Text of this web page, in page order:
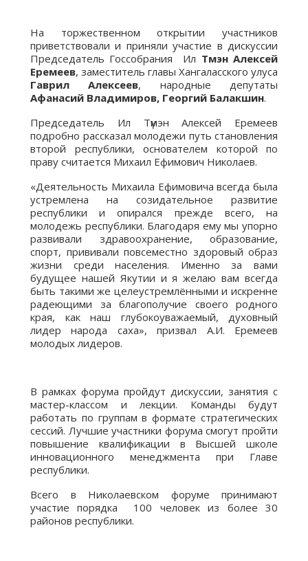
На торжественном открытии участников
приветствовали и приняли участие в дискуссии
Председатель Госсобрания Ил Тмэн Алексей
Еремеев, заместитель главы Хангаласского улуса
Гаврил Алексеев, народные депутаты
Афанасий Владимиров, Георгий Балакшин.
Председатель Ил Түмэн Алексей Еремеев
подробно рассказал молодежи путь становления
второй республики, основателем которой по
праву считается Михаил Ефимович Николаев.
«Деятельность Михаила Ефимовича всегда была
устремлена на созидательное развитие
республики и опирался прежде всего, на
молодежь республики. Благодаря ему мы упорно
развивали здравоохранение, образование,
спорт, прививали повсеместно здоровый образ
жизни среди населения. Именно за вами
будущее нашей Якутии и я желаю вам всегда
быть такими же целеустремлёнными и искренне
радеющими за благополучие своего родного
края, как наш глубокоуважаемый, духовный
лидер народа саха», призвал А.И. Еремеев
молодых лидеров.
В рамках форума пройдут дискуссии, занятия с
мастер-классом и лекции. Команды будут
работать по группам в формате стратегических
сессий. Лучшие участники форума смогут пройти
повышение квалификации в Высшей школе
инновационного менеджмента при Главе
республики.
Всего в Николаевском форуме принимают
участие порядка 100 человек из более 30
районов республики.